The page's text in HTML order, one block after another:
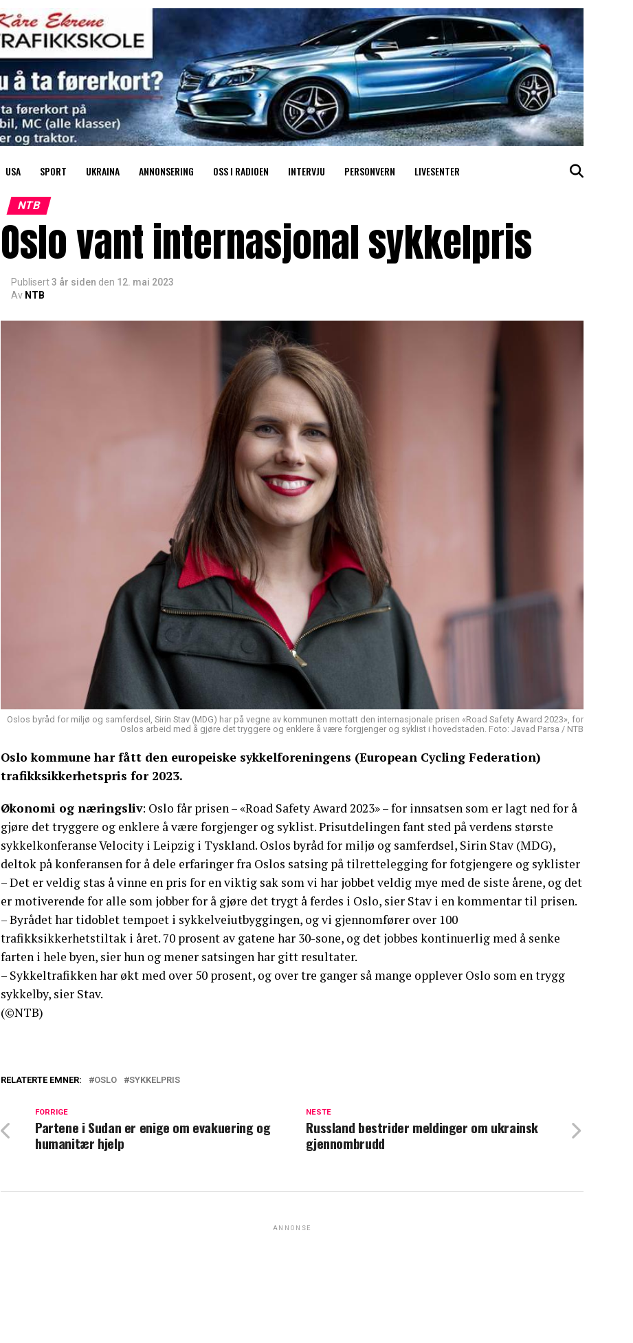
USA SPORT UKRAINA ANNONSERING OSS I RADIOEN INTERVJU PERSONVERN LIVESENTER
NTB
Oslo vant internasjonal sykkelpris
Publisert3 år siden den 12. mai 2023
Av NTB
Oslos byråd for miljø og samferdsel, Sirin Stav (MDG) har på vegne av kommunen mottatt den internasjonale prisen «Road Safety Award 2023», for
Oslos arbeid med å gjøre det tryggere og enklere å være forgjenger og syklist i hovedstaden. Foto: Javad Parsa / NTB
Oslo kommune har fått den europeiske sykkelforeningens (European Cycling Federation)
trafikksikkerhetspris for 2023.
Økonomi og næringsliv: Oslo får prisen – «Road Safety Award 2023» – for innsatsen som er lagt ned for å
gjøre det tryggere og enklere å være forgjenger og syklist. Prisutdelingen fant sted på verdens største
sykkelkonferanse Velocity i Leipzig i Tyskland. Oslos byråd for miljø og samferdsel, Sirin Stav (MDG),
deltok på konferansen for å dele erfaringer fra Oslos satsing på tilrettelegging for fotgjengere og syklister
– Det er veldig stas å vinne en pris for en viktig sak som vi har jobbet veldig mye med de siste årene, og det
er motiverende for alle som jobber for å gjøre det trygt å ferdes i Oslo, sier Stav i en kommentar til prisen.
– Byrådet har tidoblet tempoet i sykkelveiutbyggingen, og vi gjennomfører over 100
trafikksikkerhetstiltak i året. 70 prosent av gatene har 30-sone, og det jobbes kontinuerlig med å senke
farten i hele byen, sier hun og mener satsingen har gitt resultater.
– Sykkeltrafikken har økt med over 50 prosent, og over tre ganger så mange opplever Oslo som en trygg
sykkelby, sier Stav.
(©NTB)
RELATERTE EMNER: OSLO SYKKELPRIS
NESTE
Russland bestrider meldinger om ukrainsk
gjennombrudd
FORRIGE
Partene i Sudan er enige om evakuering og
humanitær hjelp
ANNONSE